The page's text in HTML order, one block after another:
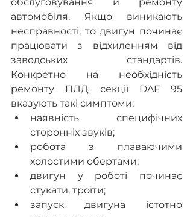
автомобіля. Якщо виникають
несправності, то двигун починає
працювати з відхиленням від
заводських стандартів.
Конкретно на необхідність
ремонту ПЛД секції DAF 95
вказують такі симптоми:
наявність специфічних
сторонніх звуків;
робота з плаваючими
холостими обертами;
двигун у роботі починає
стукати, троїти;
запуск двигуна істотно